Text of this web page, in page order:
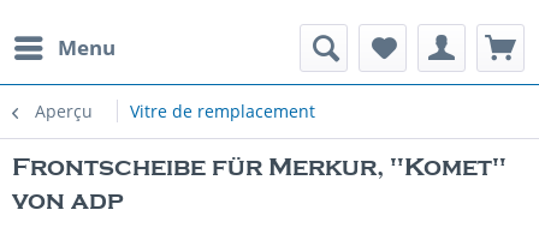
Menu
Aperçu Vitre de remplacement
Frontscheibe für Merkur, "Komet"
von adp